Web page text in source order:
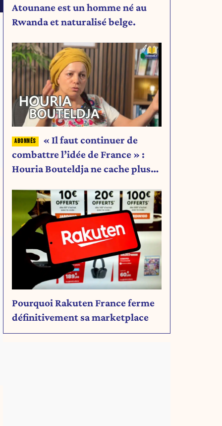
Atounane est un homme né au
Rwanda et naturalisé belge.
« Il faut continuer de
combattre l’idée de France » :
Houria Bouteldja ne cache plus
Pourquoi Rakuten France ferme
définitivement sa marketplace